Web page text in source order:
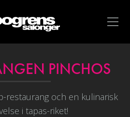
PINCHOS
restaurang och en kulinarisk
i tapas-riket!